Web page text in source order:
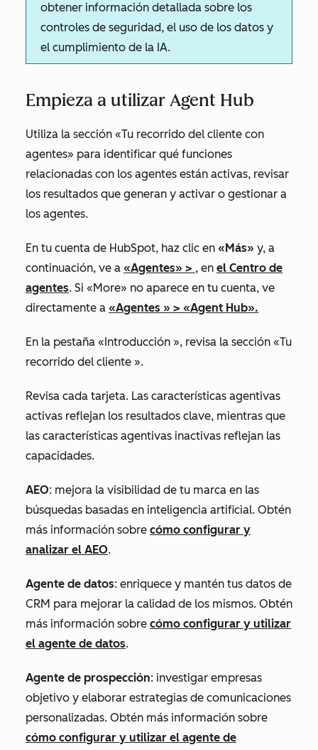
obtener información detallada sobre los
controles de seguridad, el uso de los datos y
el cumplimiento de la IA.
Empieza a utilizar Agent Hub
Utiliza la sección «Tu recorrido del cliente con
agentes» para identificar qué funciones
relacionadas con los agentes están activas, revisar
los resultados que generan y activar o gestionar a
los agentes.
En tu cuenta de HubSpot, haz clic en «Más» y, a
continuación, ve a «Agentes» > , en el Centro de
agentes. Si «More» no aparece en tu cuenta, ve
directamente a «Agentes » > «Agent Hub».
En la pestaña «Introducción », revisa la sección «Tu
recorrido del cliente ».
Revisa cada tarjeta. Las características agentivas
activas reflejan los resultados clave, mientras que
las características agentivas inactivas reflejan las
capacidades.
AEO: mejora la visibilidad de tu marca en las
búsquedas basadas en inteligencia artificial. Obtén
más información sobre cómo configurar y
analizar el AEO.
Agente de datos: enriquece y mantén tus datos de
CRM para mejorar la calidad de los mismos. Obtén
más información sobre cómo configurar y utilizar
el agente de datos.
Agente de prospección: investigar empresas
objetivo y elaborar estrategias de comunicaciones
personalizadas. Obtén más información sobre
cómo configurar y utilizar el agente de